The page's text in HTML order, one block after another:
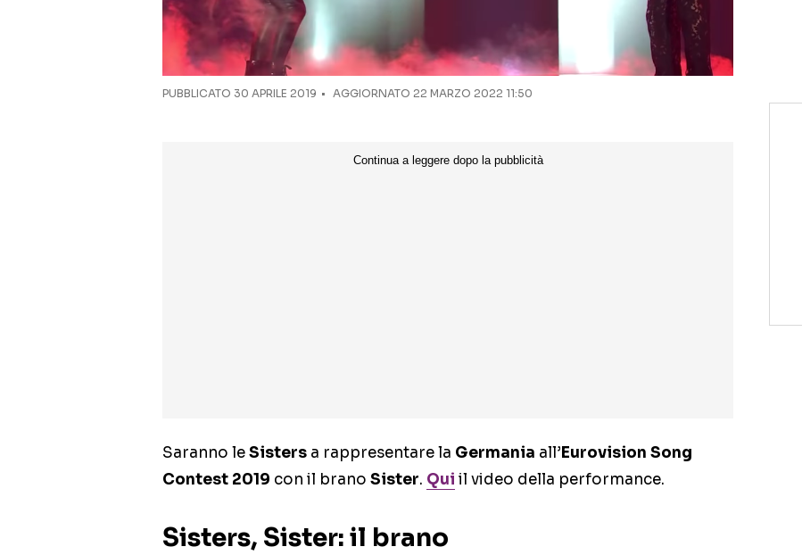
PUBBLICATO 30 APRILE 2019 AGGIORNATO 22 MARZO 2022 11:50
Saranno leSisters a rappresentare la Germania all’Eurovision Song
Contest 2019 con il brano Sister. Qui il video della performance.
Sisters, Sister: il brano